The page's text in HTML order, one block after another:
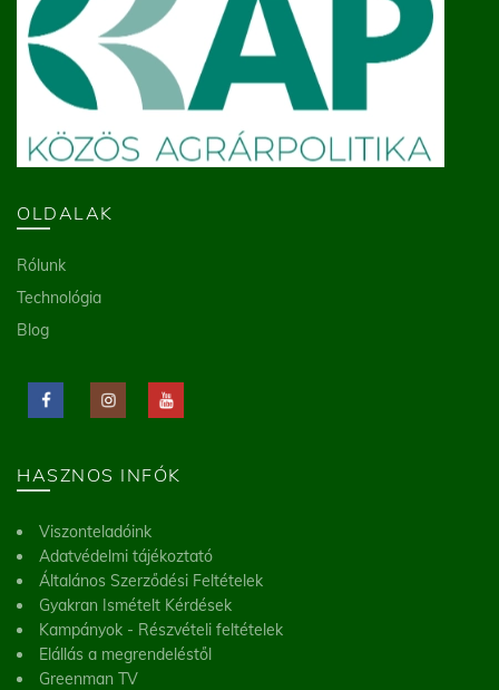
OLDALAK
Rólunk
Technológia
Blog
HASZNOS INFÓK
Viszonteladóink
Adatvédelmi tájékoztató
Általános Szerződési Feltételek
Gyakran Ismételt Kérdések
Kampányok - Részvételi feltételek
Elállás a megrendeléstől
Greenman TV